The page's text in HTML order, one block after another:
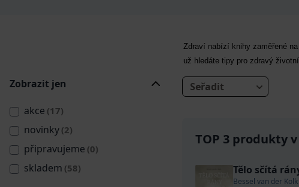
Zdraví nabízí knihy zaměřené
už hledáte tipy pro zdravý
Zobrazit jen
akce (17)
novinky (2)
připravujeme (0)
skladem (58)
Seřadit
TOP 3 produkty
Tělo sčítá
Bessel van der Kolk